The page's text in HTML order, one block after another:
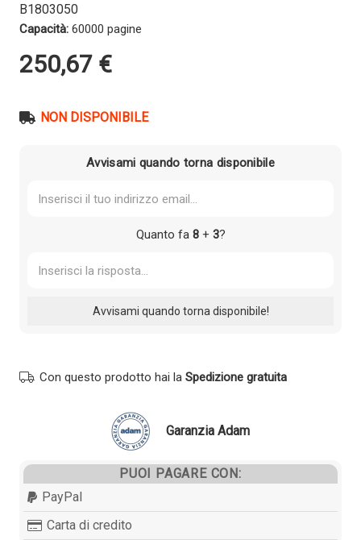
B1803050
Capacità: 60000 pagine
250,67 €
NON DISPONIBILE
Avvisami quando torna disponibile
Quanto fa 8+ 3?
Con questo prodotto hai la Spedizione gratuita
Garanzia Adam
PUOI PAGARE CON:
PayPal
Carta di credito